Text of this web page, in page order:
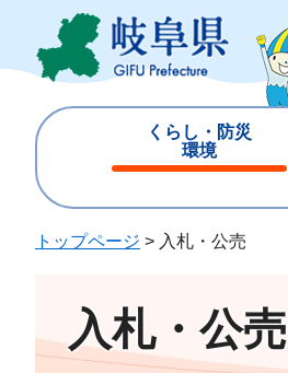
ジ
ュ
くらし・防災
環境
じ
トップページ > 入札・公売
入札・公売